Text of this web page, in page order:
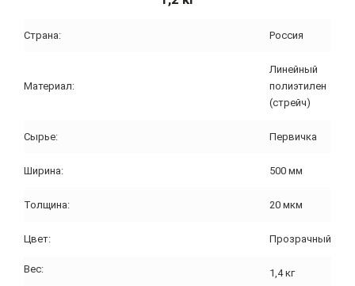
Страна: Россия
Материал:
Линейный
полиэтилен
(стрейч)
Сырье: Первичка
Ширина: 500 мм
Толщина: 20 мкм
Цвет: Прозрачный
Вес: 1,4 кг